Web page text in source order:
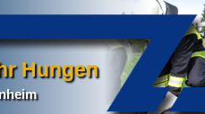
Hungen